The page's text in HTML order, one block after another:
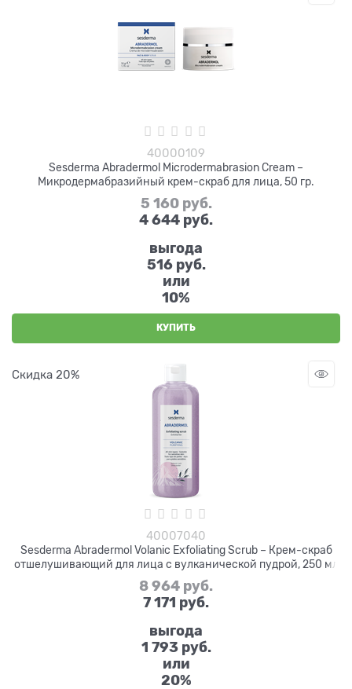
40000109
Sesderma Abradermol Microdermabrasion Cream –
Микродермабразийный крем-скраб для лица, 50 гр.
5 160 руб.
4 644 руб.
выгода
516 руб.
или
10%
КУПИТЬ
Скидка 20%
40007040
Sesderma Abradermol Volanic Exfoliating Scrub – Крем-скраб
отшелушивающий для лица с вулканической пудрой, 250 мл
8 964 руб.
7 171 руб.
выгода
1 793 руб.
или
20%